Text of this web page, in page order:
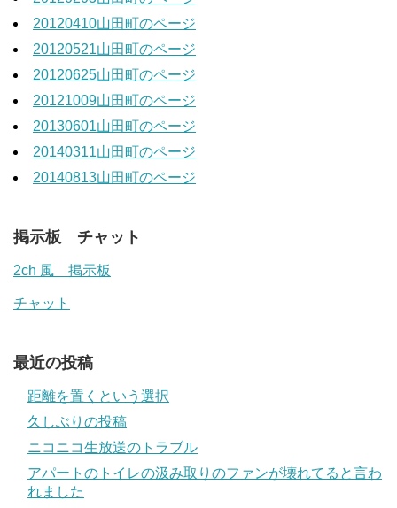
20120410山田町のページ
20120521山田町のページ
20120625山田町のページ
20121009山田町のページ
20130601山田町のページ
20140311山田町のページ
20140813山田町のページ
掲示板 チャット
2ch 風 掲示板
チャット
最近の投稿
距離を置くという選択
久しぶりの投稿
ニコニコ生放送のトラブル
アパートのトイレの汲み取りのファンが壊れてると言わ
れました